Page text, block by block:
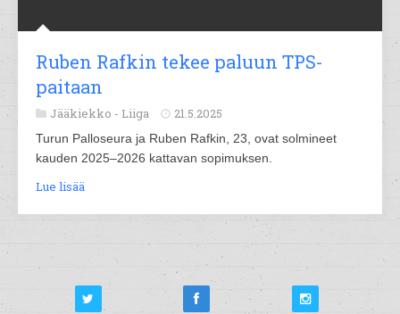
Ruben Rafkin tekee paluun TPS-
paitaan
Jääkiekko - Liiga 21.5.2025
Turun Palloseura ja Ruben Rafkin, 23, ovat solmineet
kauden 2025–2026 kattavan sopimuksen.
Lue lisää